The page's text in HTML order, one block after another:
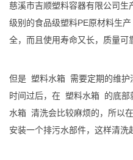
慈溪市吉顺塑料容器有限公司生
级别的食品级塑料PE原材料生产
全，而且使用寿命又长，质量可
但是 塑料水箱 需要定期的维护
时间过后，在 塑料水箱 的底部
水箱 清洗会比较麻烦的，所以在
安装一个排污水部件，这样清洗